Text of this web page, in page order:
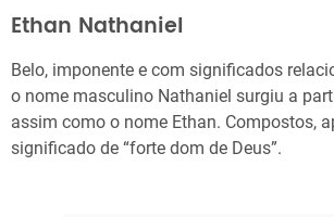
Ethan Nathaniel
Belo, imponente e com significados
o nome masculino Nathaniel surgiu a
assim como o nome Ethan. Compostos,
significado de “forte dom de Deus”.